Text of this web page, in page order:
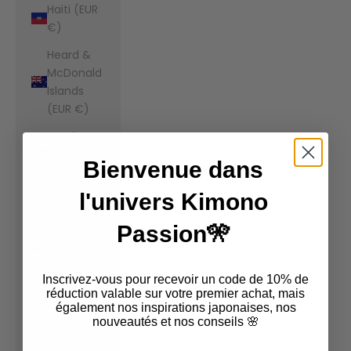
Haiti (EUR
€)
Heard &
McDonald
Islands
(EUR €)
Honduras
Hong Kong
SAR (EUR
Iceland
(EUR €)
Bienvenue dans
l'univers Kimono
Passion🎌
Inscrivez-vous pour recevoir un code de 10% de
réduction valable sur votre premier achat, mais
également nos inspirations japonaises, nos
nouveautés et nos conseils 🌸